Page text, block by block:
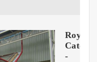
Royal
-